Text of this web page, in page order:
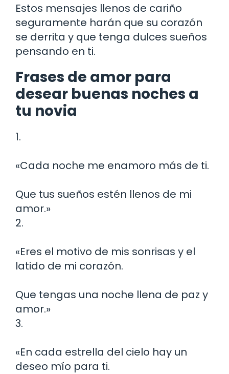
Estos mensajes llenos de cariño
seguramente harán que su corazón
se derrita y que tenga dulces sueños
pensando en ti.
Frases de amor para
desear buenas noches a
tu novia
1.
«Cada noche me enamoro más de ti.
Que tus sueños estén llenos de mi
amor.»
2.
«Eres el motivo de mis sonrisas y el
latido de mi corazón.
Que tengas una noche llena de paz y
amor.»
3.
«En cada estrella del cielo hay un
deseo mío para ti.